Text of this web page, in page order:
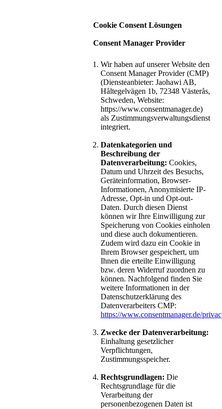
Cookie Consent Lösungen
Consent Manager Provider
Wir haben auf unserer Website den
Consent Manager Provider (CMP)
(Diensteanbieter: Jaohawi AB,
Håltegelvägen 1b, 72348 Västerås,
Schweden, Website:
https://www.consentmanager.de)
als Zustimmungsverwaltungsdienst
integriert.
Datenkategorien und
Beschreibung der
Datenverarbeitung: Cookies,
Datum und Uhrzeit des Besuchs,
Geräteinformation, Browser-
Informationen, Anonymisierte IP-
Adresse, Opt-in und Opt-out-
Daten. Durch diesen Dienst
können wir Ihre Einwilligung zur
Speicherung von Cookies einholen
und diese auch dokumentieren.
Zudem wird dazu ein Cookie in
Ihrem Browser gespeichert, um
Ihnen die erteilte Einwilligung
bzw. deren Widerruf zuordnen zu
können. Nachfolgend finden Sie
weitere Informationen in der
Datenschutzerklärung des
Datenverarbeiters CMP:
https://www.consentmanager.de/
Zwecke der Datenverarbeitung:
Einhaltung gesetzlicher
Verpflichtungen,
Zustimmungsspeicher.
Rechtsgrundlagen: Die
Rechtsgrundlage für die
Verarbeitung der
personenbezogenen Daten ist